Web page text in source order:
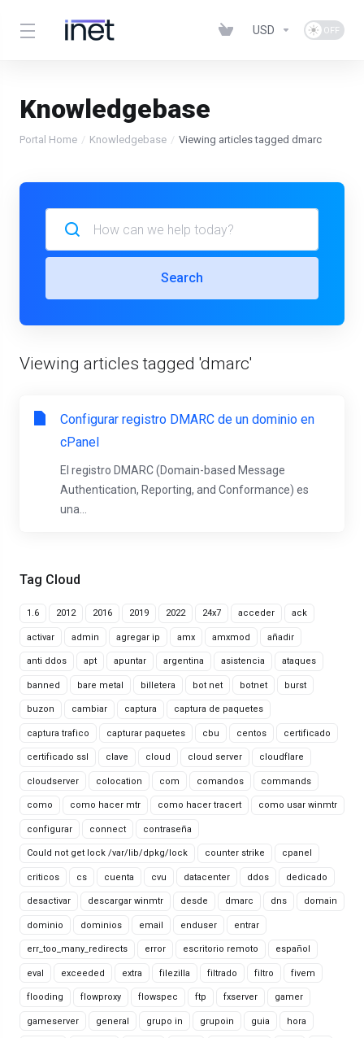
USD
Knowledgebase
Portal Home Knowledgebase Viewing articles tagged dmarc
Tag Cloud
1.6 2012 2016 2019 2022 24x7 acceder ack
activar admin agregar ip amx amxmod añadir
anti ddos apt apuntar argentina asistencia ataques
banned bare metal billetera bot net botnet burst
buzon cambiar captura captura de paquetes
captura trafico capturar paquetes cbu centos certificado
certificado ssl clave cloud cloud server cloudflare
cloudserver colocation com comandos commands
como como hacer mtr como hacer tracert como usar winmtr
configurar connect contraseña
Could not get lock /var/lib/dpkg/lock counter strike cpanel
criticos cs cuenta cvu datacenter ddos dedicado
desactivar descargar winmtr desde dmarc dns domain
dominio dominios email enduser entrar
err_too_many_redirects error escritorio remoto español
eval exceeded extra filezilla filtrado filtro fivem
flooding flowproxy flowspec ftp fxserver gamer
gameserver general grupo in grupoin guia hora
Search
Viewing articles tagged 'dmarc'
Configurar registro DMARC de un dominio en
cPanel
El registro DMARC (Domain-based Message
Authentication, Reporting, and Conformance) es
una...